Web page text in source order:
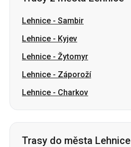
Lehnice - Sambir
Lehnice - Kyjev
Lehnice - Žytomyr
Lehnice - Záporoží
Lehnice - Charkov
Trasy do města Lehnice